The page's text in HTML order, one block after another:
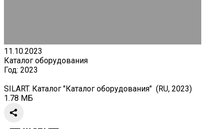
11.10.2023
Каталог оборудования
Год: 2023
SILART. Каталог "Каталог оборудования" (RU, 2023)
1.78 МБ